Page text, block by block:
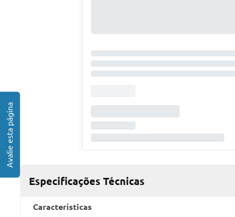
Especificações Técnicas
Características